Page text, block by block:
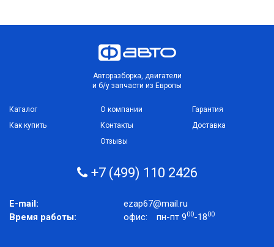
Авторазборка, двигатели
и б/у запчасти из Европы
Каталог
Как купить
О компании
Контакты
Отзывы
Гарантия
Доставка
+7 (499) 110 2426
E-mail:
ezap67@mail.ru
Время работы:
офис: пн-пт 900-1800